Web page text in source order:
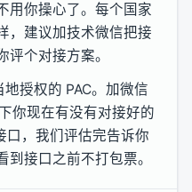
用你操心了。每个国家
，建议加技术微信把接
评个对接方案。
授权的 PAC。加微信
你现在有没有对接好的
口，我们评估完告诉你
接口之前不打包票。